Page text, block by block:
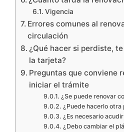
Vigencia
Errores comunes al
circulación
¿Qué hacer si perdiste,
la tarjeta?
Preguntas que conviene
iniciar el trámite
¿Se puede renovar
¿Puede hacerlo otra
¿Es necesario
¿Debo cambiar el